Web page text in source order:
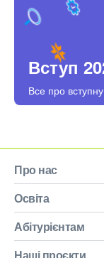
Вступ
Все про
Про нас
Освіта
Абітурієнтам